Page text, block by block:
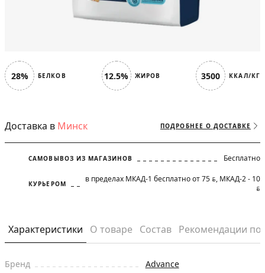
28% БЕЛКОВ 12.5% ЖИРОВ 3500 ККАЛ/КГ
Доставка в Минск ПОДРОБНЕЕ О ДОСТАВКЕ
САМОВЫВОЗ ИЗ МАГАЗИНОВ Бесплатно
КУРЬЕРОМ в пределах МКАД-1 бесплатно от 75 BYN, МКАД-2 - 10
BYN
Характеристики О товаре Состав Рекомендации
Бренд Advance